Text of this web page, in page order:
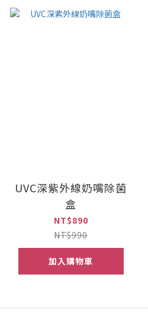
UVC深紫外線奶嘴除菌
盒
NT$890
NT$990
加入購物車